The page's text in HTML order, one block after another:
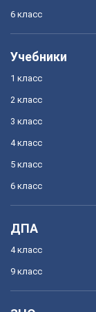
6 класс
Учебники
1 класс
2 класс
3 класс
4 класс
5 класс
6 класс
ДПА
4 класс
9 класс